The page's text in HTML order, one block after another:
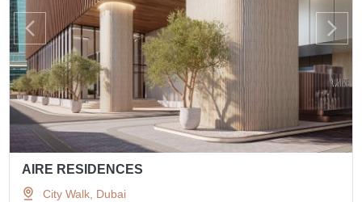
AIRE RESIDENCES
City Walk, Dubai